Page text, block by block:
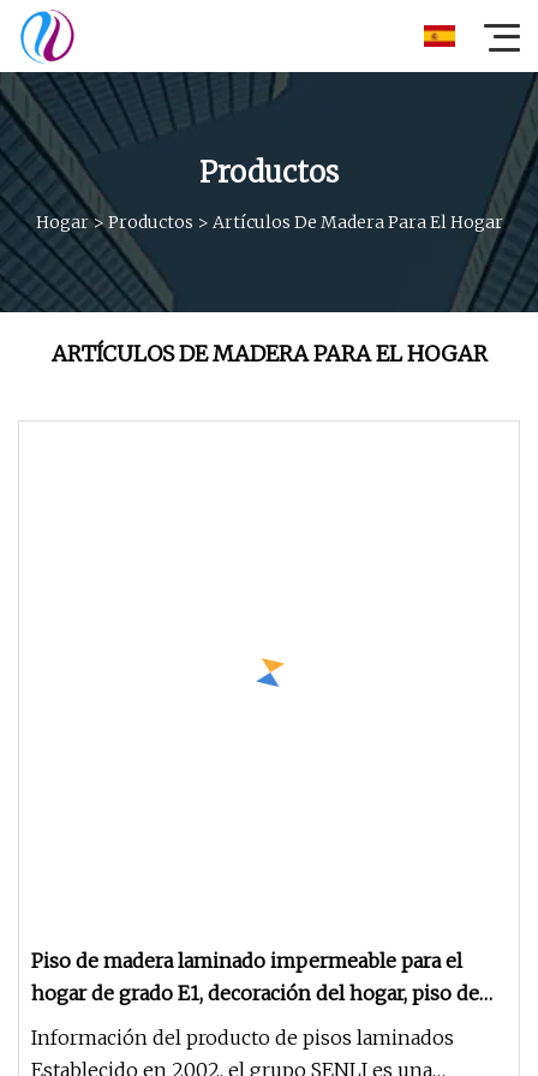
Productos
Hogar> Productos > Artículos De Madera Para El Hogar
ARTÍCULOS DE MADERA PARA EL HOGAR
Piso de madera laminado impermeable para el
hogar de grado E1, decoración del hogar, piso de
madera de lujo
Información del producto de pisos laminados
Establecido en 2002, el grupo SENLI es una